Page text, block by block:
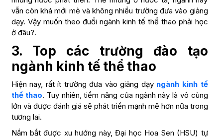
vẫn còn khá mới mẻ và không nhiều trường đưa vào giảng
dạy. Vậy muốn theo đuổi ngành kinh tế thể thao phải học
ở đâu?.
3. Top các trường đào tạo
ngành kinh tế thể thao
Hiện nay, rất ít trường đưa vào giảng dạy ngành kinh tế
thể thao. Tuy nhiên, tiềm năng của ngành này là vô cùng
lớn và được đánh giá sẽ phát triển mạnh mẽ hơn nữa trong
tương lai.
Nắm bắt được xu hướng này, Đại học Hoa Sen (HSU) tự